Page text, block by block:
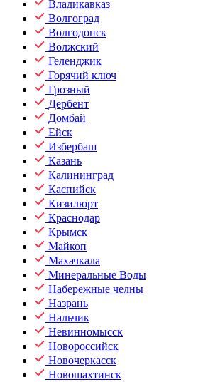
Владикавказ
Волгоград
Волгодонск
Волжский
Геленджик
Горячий ключ
Грозный
Дербент
Домбай
Ейск
Избербаш
Казань
Калининград
Каспийск
Кизилюрт
Краснодар
Крымск
Майкоп
Махачкала
Минеральные Воды
Набережные челны
Назрань
Нальчик
Невинномысск
Новороссийск
Новочеркасск
Новошахтинск